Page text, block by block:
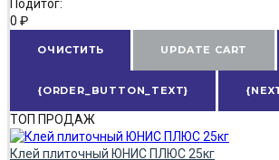
Подитог:
0 ₽
ОЧИСТИТЬ UPDATE CART
{ORDER_BUTTON_TEXT}
ТОП ПРОДАЖ
Клей плиточный ЮНИС ПЛЮС 25кг